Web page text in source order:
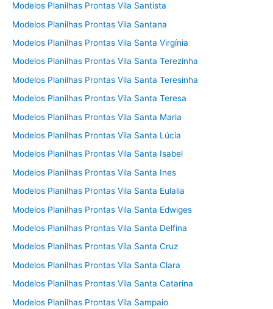
Modelos Planilhas Prontas Vila Santista
Modelos Planilhas Prontas Vila Santana
Modelos Planilhas Prontas Vila Santa Virgínia
Modelos Planilhas Prontas Vila Santa Terezinha
Modelos Planilhas Prontas Vila Santa Teresinha
Modelos Planilhas Prontas Vila Santa Teresa
Modelos Planilhas Prontas Vila Santa Maria
Modelos Planilhas Prontas Vila Santa Lúcia
Modelos Planilhas Prontas Vila Santa Isabel
Modelos Planilhas Prontas Vila Santa Ines
Modelos Planilhas Prontas Vila Santa Eulalia
Modelos Planilhas Prontas Vila Santa Edwiges
Modelos Planilhas Prontas Vila Santa Delfina
Modelos Planilhas Prontas Vila Santa Cruz
Modelos Planilhas Prontas Vila Santa Clara
Modelos Planilhas Prontas Vila Santa Catarina
Modelos Planilhas Prontas Vila Sampaio